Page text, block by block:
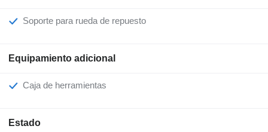
Soporte para rueda de repuesto
Equipamiento adicional
Caja de herramientas
Estado